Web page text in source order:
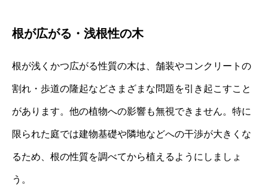
根が広がる・浅根性の木
根が浅くかつ広がる性質の木は、舗装やコンクリートの
割れ・歩道の隆起などさまざまな問題を引き起こすこと
があります。他の植物への影響も無視できません。特に
限られた庭では建物基礎や隣地などへの干渉が大きくな
るため、根の性質を調べてから植えるようにしましょ
う。